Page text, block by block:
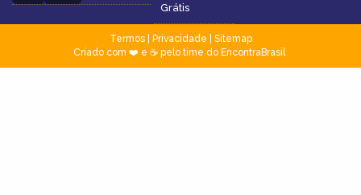
Grátis
Termos| Privacidade
Sitemap
Criado com ❤️ e ☕ pelo time do EncontraBrasil